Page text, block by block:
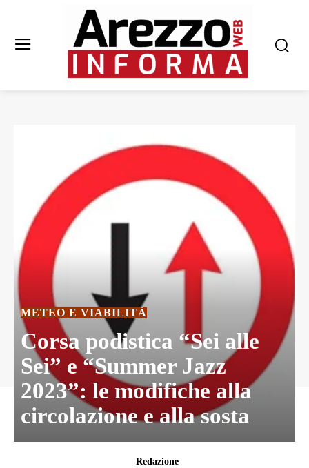
METEO E VIABILITÀ
Corsa podistica “Sei alle
Sei” e “Summer Jazz
2023”: le modifiche alla
circolazione e alla sosta
Redazione